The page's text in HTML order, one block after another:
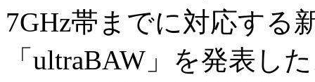
7GHz帯までに対応する
「ultraBAW」を発表し